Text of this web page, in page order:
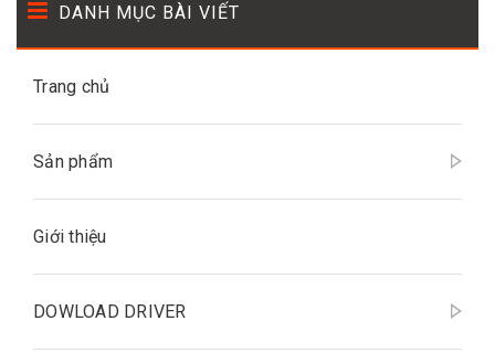
DANH MỤC BÀI VIẾT
Trang chủ
Sản phẩm
Giới thiệu
DOWLOAD DRIVER